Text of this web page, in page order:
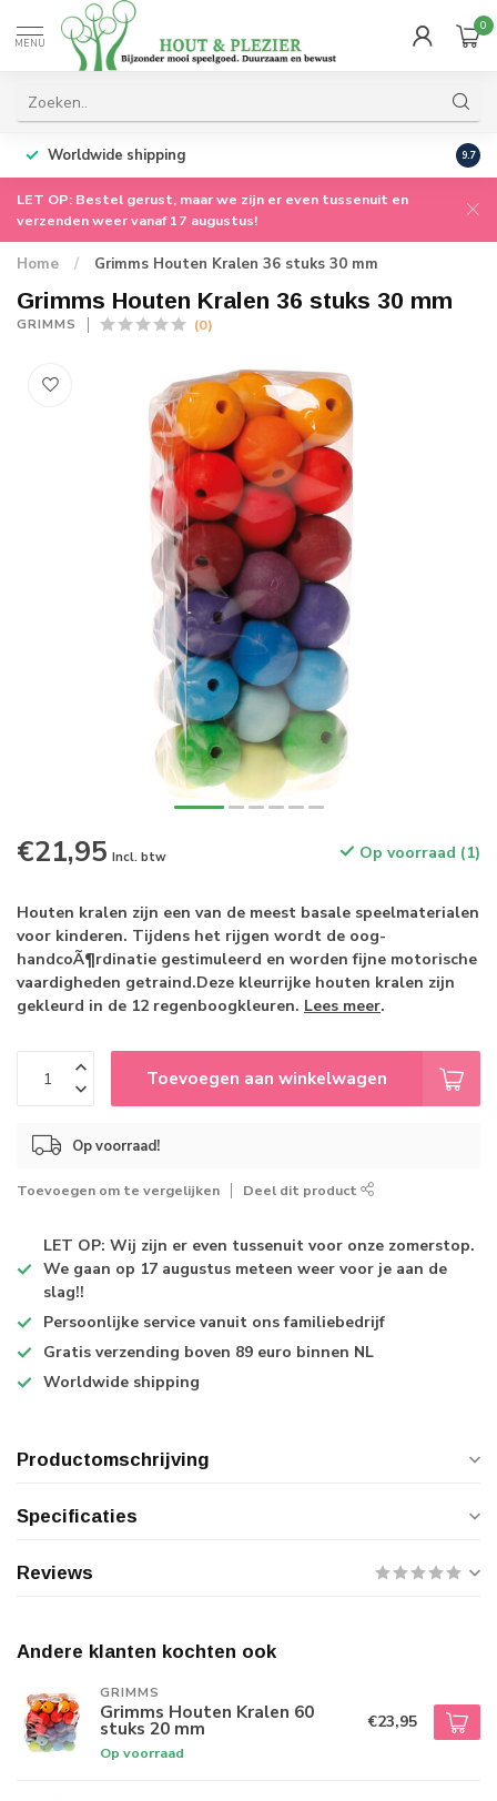
MENU
0
Worldwide shipping 9.7
LET OP: Bestel gerust, maar we zijn er even tussenuit en
verzenden weer vanaf 17 augustus!
Home / Grimms Houten Kralen 36 stuks 30 mm
Grimms Houten Kralen 36 stuks 30 mm
GRIMMS (0)
€21,95 Incl. btw Op voorraad (1)
Houten kralen zijn een van de meest basale speelmaterialen
voor kinderen. Tijdens het rijgen wordt de oog-
handcoÃ¶rdinatie gestimuleerd en worden fijne motorische
vaardigheden getraind.Deze kleurrijke houten kralen zijn
gekleurd in de 12 regenboogkleuren. Lees meer.
Toevoegen aan winkelwagen
Op voorraad!
Toevoegen om te vergelijken Deel dit product
LET OP: Wij zijn er even tussenuit voor onze zomerstop.
We gaan op 17 augustus meteen weer voor je aan de
slag!!
Persoonlijke service vanuit ons familiebedrijf
Gratis verzending boven 89 euro binnen NL
Worldwide shipping
Productomschrijving
Specificaties
Reviews
Andere klanten kochten ook
GRIMMS
Grimms Houten Kralen 60
stuks 20 mm
Op voorraad
€23,95